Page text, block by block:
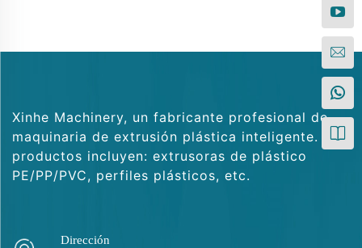
Xinhe Machinery, un fabricante profesional de
maquinaria de extrusión plástica inteligente. Los
productos incluyen: extrusoras de plástico
PE/PP/PVC, perfiles plásticos, etc.
Dirección